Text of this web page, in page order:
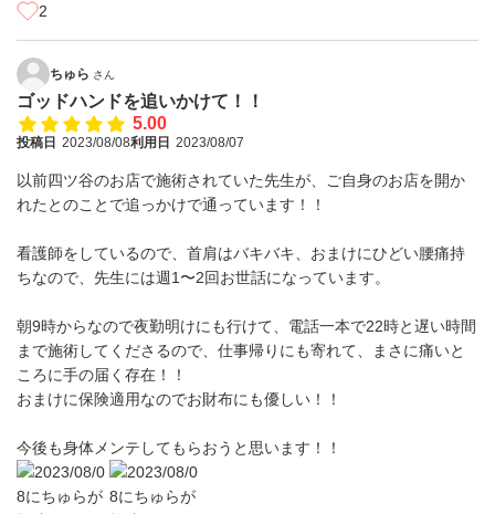
2
ちゅら さん
ゴッドハンドを追いかけて！！
5.00
投稿日 2023/08/08利用日 2023/08/07
以前四ツ谷のお店で施術されていた先生が、ご自身のお店を開か
れたとのことで追っかけで通っています！！
看護師をしているので、首肩はバキバキ、おまけにひどい腰痛持
ちなので、先生には週1〜2回お世話になっています。
朝9時からなので夜勤明けにも行けて、電話一本で22時と遅い時間
まで施術してくださるので、仕事帰りにも寄れて、まさに痛いと
ころに手の届く存在！！
おまけに保険適用なのでお財布にも優しい！！
今後も身体メンテしてもらおうと思います！！